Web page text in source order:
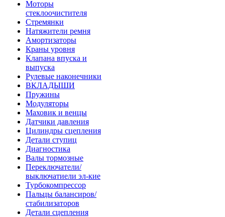
Моторы
стеклоочистителя
Стремянки
Натяжители ремня
Амортизаторы
Краны уровня
Клапана впуска и
выпуска
Рулевые наконечники
ВКЛАДЫШИ
Пружины
Модуляторы
Маховик и венцы
Датчики давления
Цилиндры сцепления
Детали ступиц
Диагностика
Валы тормозные
Переключатели/
выключатиели эл-кие
Турбокомпрессор
Пальцы балансиров/
стабилизаторов
Детали сцепления